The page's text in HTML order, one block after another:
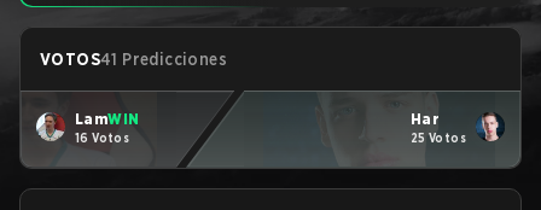
VOTOS41 Predicciones
LamWIN
16 Votos
Har
25 Votos